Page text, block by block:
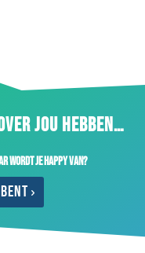
JOU HEBBEN…
wordt je happy van?